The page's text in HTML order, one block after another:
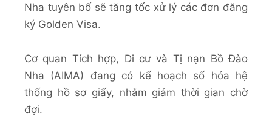
Nha tuyên bố sẽ tăng tốc xử lý các đơn đăng
ký Golden Visa.
Cơ quan Tích hợp, Di cư và Tị nạn Bồ Đào
Nha (AIMA) đang có kế hoạch số hóa hệ
thống hồ sơ giấy, nhằm giảm thời gian chờ
đợi.